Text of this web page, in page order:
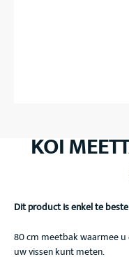
KOI
Dit product is enkel te
80 cm meetbak waarmee
uw vissen kunt meten.